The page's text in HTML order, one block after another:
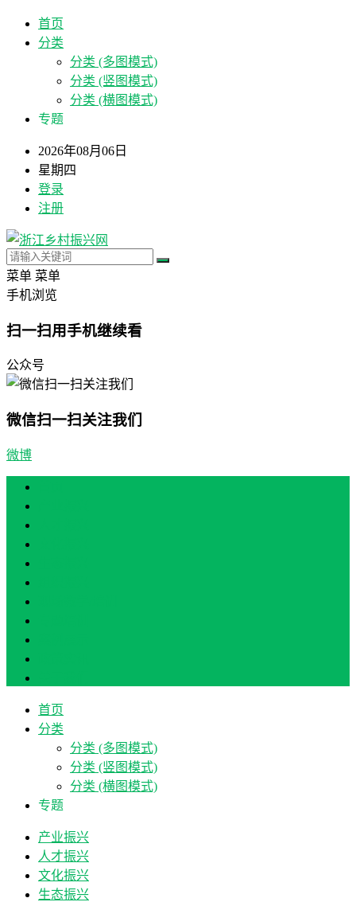
首页
分类
分类 (多图模式)
分类 (竖图模式)
分类 (横图模式)
专题
2026年08月06日
星期四
登录
注册
菜单 菜单
手机浏览
扫一扫用手机继续看
公众号
微信扫一扫关注我们
微博
首页
分类
分类 (多图模式)
分类 (竖图模式)
分类 (横图模式)
专题
产业振兴
人才振兴
文化振兴
生态振兴